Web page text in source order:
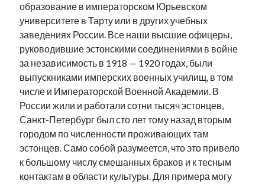
образование в императорском Юрьевском
университете в Тарту или в других учебных
заведениях России. Все наши высшие офицеры,
руководившие эстонскими соединениями в войне
за независимость в 1918 — 1920 годах, были
выпускниками имперских военных училищ, в том
числе и Императорской Военной Академии. В
России жили и работали сотни тысяч эстонцев,
Санкт-Петербург был сто лет тому назад вторым
городом по численности проживающих там
эстонцев. Само собой разумеется, что это привело
к большому числу смешанных браков и к тесным
контактам в области культуры. Для примера могу